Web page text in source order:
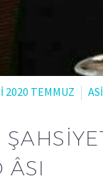
2020 TEMMUZ
ÂSI